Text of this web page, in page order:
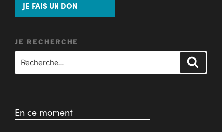
JE FAIS UN DON
JE RECHERCHE
En ce moment